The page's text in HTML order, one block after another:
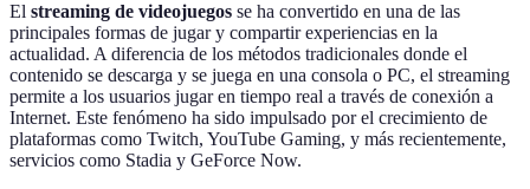
El streaming de videojuegos se ha convertido en una de las
principales formas de jugar y compartir experiencias en la
actualidad. A diferencia de los métodos tradicionales donde el
contenido se descarga y se juega en una consola o PC, el streaming
permite a los usuarios jugar en tiempo real a través de conexión a
Internet. Este fenómeno ha sido impulsado por el crecimiento de
plataformas como Twitch, YouTube Gaming, y más recientemente,
servicios como Stadia y GeForce Now.